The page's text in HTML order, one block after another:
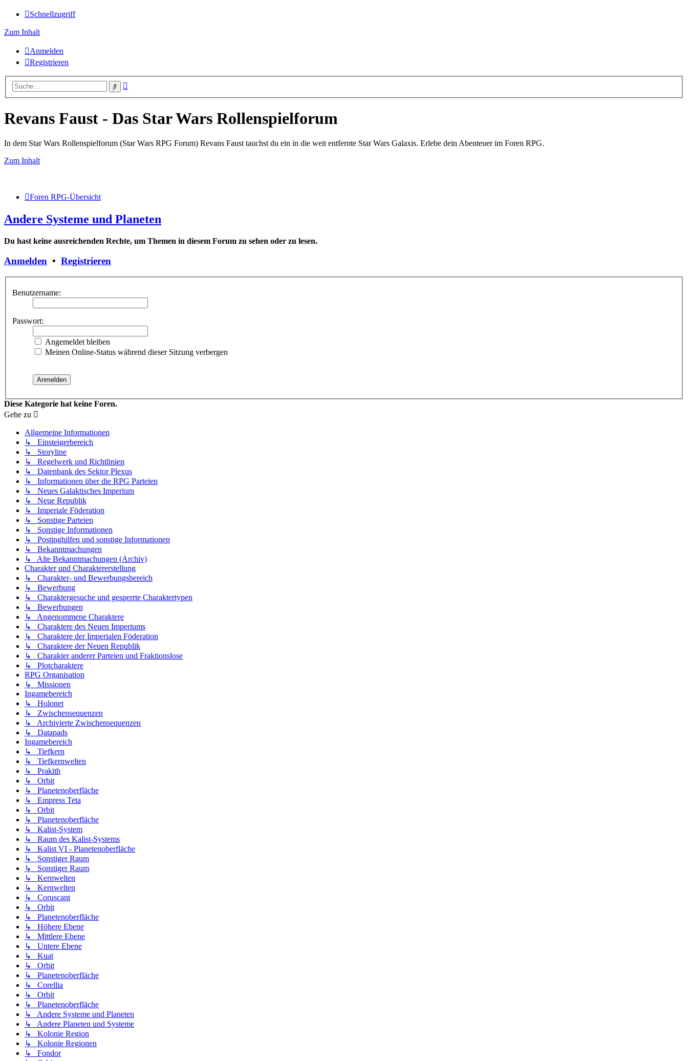
Schnellzugriff
Zum Inhalt
Anmelden
Registrieren
Suche
Revans Faust - Das Star Wars Rollenspielforum
In dem Star Wars Rollenspielforum (Star Wars RPG Forum) Revans Faust tauchst du ein in die weit entfernte Star Wars Galaxis. Erlebe dein Abenteuer im Foren RPG.
Zum Inhalt
Foren RPG-Übersicht
Andere Systeme und Planeten
Du hast keine ausreichenden Rechte, um Themen in diesem Forum zu sehen oder zu lesen.
Anmelden • Registrieren
Benutzername:
Passwort:
Angemeldet bleiben
Meinen Online-Status während dieser Sitzung verbergen
Diese Kategorie hat keine Foren.
Gehe zu
Allgemeine Informationen
↳ Einsteigerbereich
↳ Storyline
↳ Regelwerk und Richtlinien
↳ Datenbank des Sektor Plexus
↳ Informationen über die RPG Parteien
↳ Neues Galaktisches Imperium
↳ Neue Republik
↳ Imperiale Föderation
↳ Sonstige Parteien
↳ Sonstige Informationen
↳ Postinghilfen und sonstige Informationen
↳ Bekanntmachungen
↳ Alte Bekanntmachungen (Archiv)
Charakter und Charaktererstellung
↳ Charakter- und Bewerbungsbereich
↳ Bewerbung
↳ Charaktergesuche und gesperrte Charaktertypen
↳ Bewerbungen
↳ Angenommene Charaktere
↳ Charaktere des Neuen Imperiums
↳ Charaktere der Imperialen Föderation
↳ Charaktere der Neuen Republik
↳ Charakter anderer Parteien und Fraktionslose
↳ Plotcharaktere
RPG Organisation
↳ Missionen
Ingamebereich
↳ Holonet
↳ Zwischensequenzen
↳ Archivierte Zwischensequenzen
↳ Datapads
Ingamebereich
↳ Tiefkern
↳ Tiefkernwelten
↳ Prakith
↳ Orbit
↳ Planetenoberfläche
↳ Empress Teta
↳ Orbit
↳ Planetenoberfläche
↳ Kalist-System
↳ Raum des Kalist-Systems
↳ Kalist VI - Planetenoberfläche
↳ Sonstiger Raum
↳ Sonstiger Raum
↳ Kernwelten
↳ Kernwelten
↳ Coruscant
↳ Orbit
↳ Planetenoberfläche
↳ Höhere Ebene
↳ Mittlere Ebene
↳ Untere Ebene
↳ Kuat
↳ Orbit
↳ Planetenoberfläche
↳ Corellia
↳ Orbit
↳ Planetenoberfläche
↳ Andere Systeme und Planeten
↳ Andere Planeten und Systeme
↳ Kolonie Region
↳ Kolonie Regionen
↳ Fondor